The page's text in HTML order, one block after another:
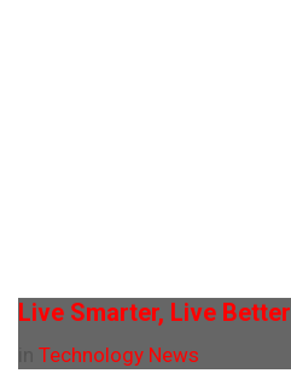
Live Smarter, Live Better
Technology News